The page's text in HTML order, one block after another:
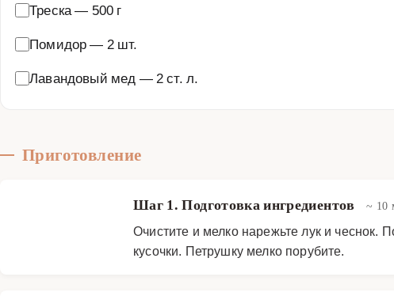
Треска— 500 г
Помидор— 2 шт.
Лавандовый мед — 2 ст. л.
Приготовление
Шаг 1. Подготовка ингредиентов ~ 10
Очистите и мелко нарежьте лук и чеснок.
кусочки. Петрушку мелко порубите.